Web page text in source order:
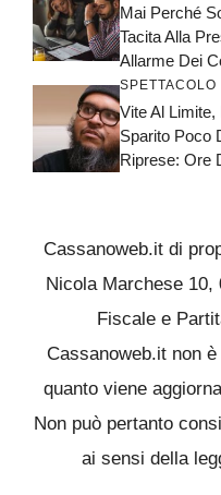
Mai Perché
Tacita Alla
Allarme Dei
SPETTACOLO
Vite Al Limite,
Sparito Poco
Riprese: Ore
Cassanoweb.it di
Nicola Marchese
Fiscale e
Cassanoweb.it non
quanto viene
Non può pertanto
ai sensi della